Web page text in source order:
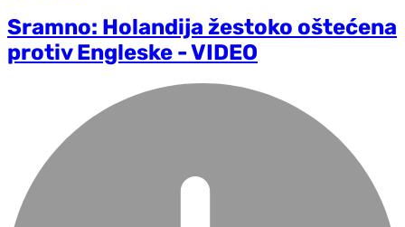
Sramno: Holandija žestoko oštećena
protiv Engleske - VIDEO